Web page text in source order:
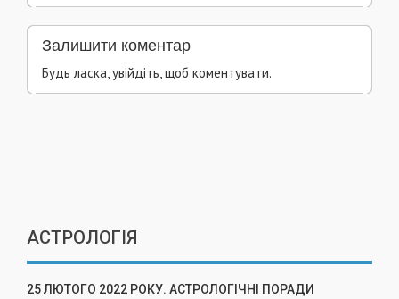
Залишити коментар
Будь ласка, увійдіть, щоб коментувати.
АСТРОЛОГІЯ
25 ЛЮТОГО 2022 РОКУ. АСТРОЛОГІЧНІ ПОРАДИ